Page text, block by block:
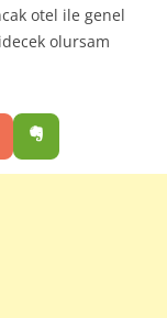
otel ile genel
olursam